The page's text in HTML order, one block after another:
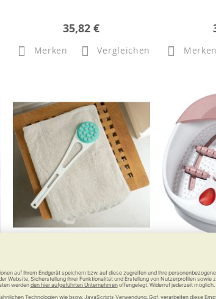
35,82 €
Merken Vergleichen Merken
Wohltat für die Haut
Kann,